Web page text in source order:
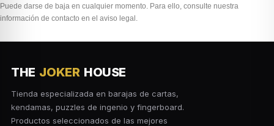
Puede darse de baja en cualquier momento. Para ello, consulte nuestra
información de contacto en el aviso legal.
THE JOKER HOUSE
Tienda especializada en barajas de cartas,
kendamas, puzzles de ingenio y fingerboard.
Productos seleccionados de las mejores